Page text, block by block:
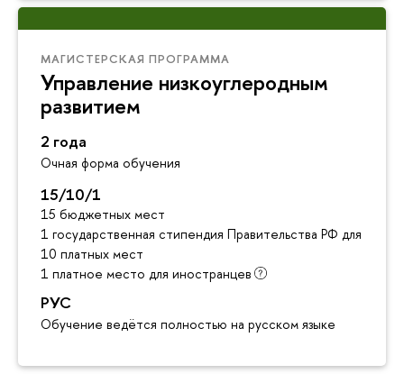
МАГИСТЕРСКАЯ ПРОГРАММА
Управление низкоуглеродным
развитием
2 года
Очная форма обучения
15/10/1
15 бюджетных мест
1 государственная стипендия Правительства РФ для
10 платных мест
1 платное место для иностранцев
РУС
Обучение ведётся полностью на русском языке